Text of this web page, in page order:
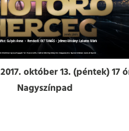
2017. október 13. (péntek) 17
Nagyszínpad